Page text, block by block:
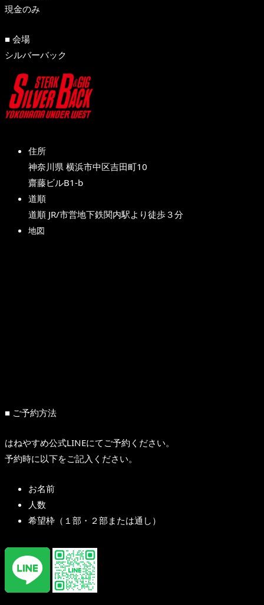
現金のみ
■ 会場
シルバーバック
住所
神奈川県 横浜市中区吉田町10
齋藤ビルB1-b
道順
道順 JR/市営地下鉄関内駅より徒歩３分
地図
■ ご予約方法
はねやすめ公式LINEにてご予約ください。
予約時に以下をご記入ください。
お名前
人数
希望枠（１部・２部または通し）